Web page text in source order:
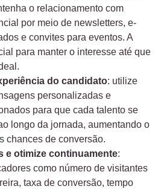
o relacionamento com
por meio de newsletters, e-
e convites para eventos. A
para manter o interesse até que
do candidato: utilize
personalizadas e
para que cada talento se
longo da jornada, aumentando o
chances de conversão.
e otimize continuamente:
como número de visitantes
taxa de conversão, tempo